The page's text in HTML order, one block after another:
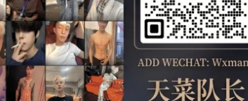
HIDDENCAMERA